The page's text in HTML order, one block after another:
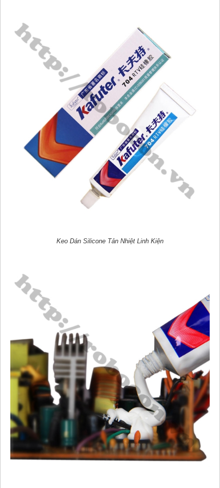
Keo Dán Silicone Tản Nhiệt Linh Kiện